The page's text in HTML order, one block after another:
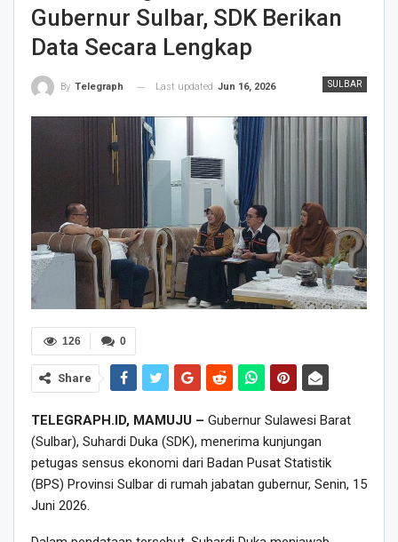
Gubernur Sulbar, SDK Berikan
Data Secara Lengkap
SULBAR
By Telegraph Last updated Jun 16, 2026
0
126
Share
TELEGRAPH.ID, MAMUJU – Gubernur Sulawesi Barat
(Sulbar), Suhardi Duka (SDK), menerima kunjungan
petugas sensus ekonomi dari Badan Pusat Statistik
(BPS) Provinsi Sulbar di rumah jabatan gubernur, Senin, 15
Juni 2026.